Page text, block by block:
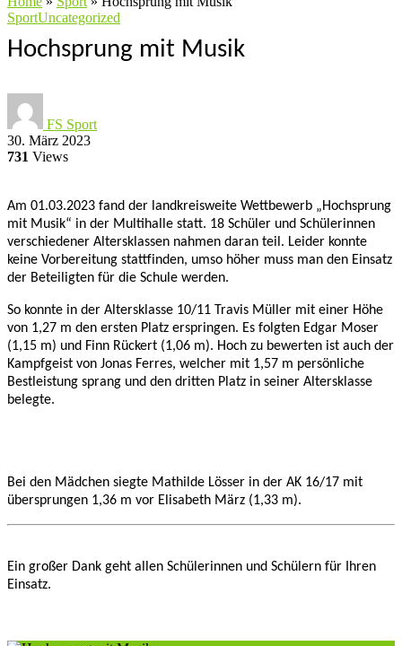
SportUncategorized
Hochsprung mit Musik
FS Sport
30. März 2023
731 Views
Am 01.03.2023 fand der landkreisweite Wettbewerb „Hochsprung
mit Musik“ in der Multihalle statt. 18 Schüler und Schülerinnen
verschiedener Altersklassen nahmen daran teil. Leider konnte
keine Vorbereitung stattfinden, umso höher muss man den Einsatz
der Beteiligten für die Schule werden.
So konnte in der Altersklasse 10/11 Travis Müller mit einer Höhe
von 1,27 m den ersten Platz erspringen. Es folgten Edgar Moser
(1,15 m) und Finn Rückert (1,06 m). Hoch zu bewerten ist auch der
Kampfgeist von Jonas Ferres, welcher mit 1,57 m persönliche
Bestleistung sprang und den dritten Platz in seiner Altersklasse
belegte.
Bei den Mädchen siegte Mathilde Lösser in der AK 16/17 mit
übersprungen 1,36 m vor Elisabeth März (1,33 m).
Ein großer Dank geht allen Schülerinnen und Schülern für Ihren
Einsatz.